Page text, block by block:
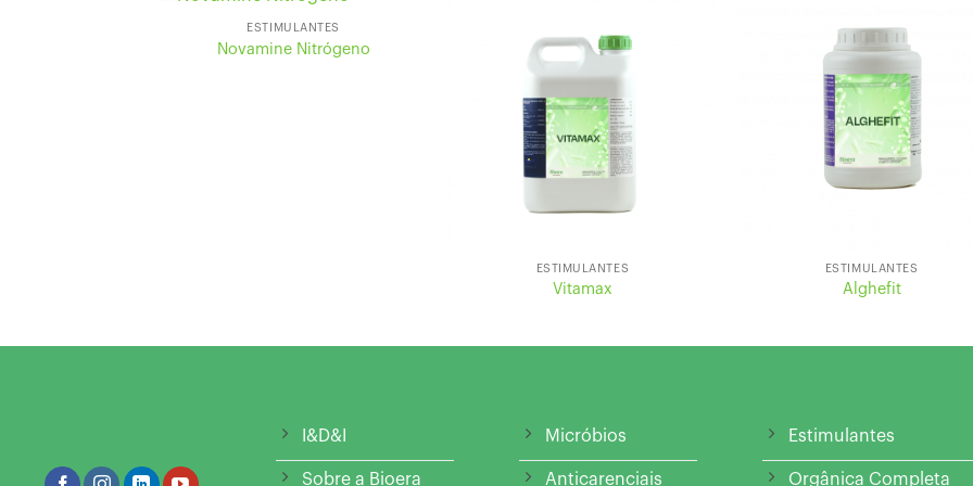
ESTIMULANTES
Novamine Nitrógeno
ESTIMULANTES
Vitamax
ESTIMULANTES
Alghefit
I&D&I
Sobre a Bioera
Micróbios
Anticarenciais
Estimulantes
Orgânica Completa